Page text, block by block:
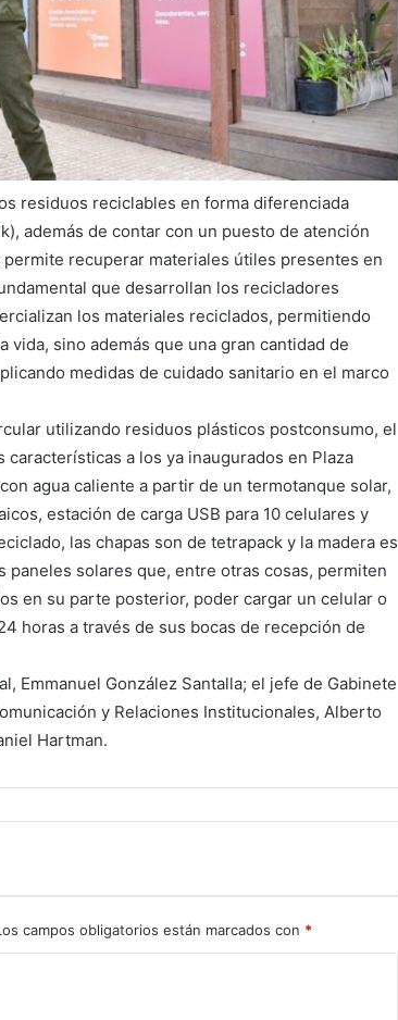
residuos reciclables en forma diferenciada
además de contar con un puesto de atención
recuperar materiales útiles presentes en
que desarrollan los recicladores
los materiales reciclados, permitiendo
sino además que una gran cantidad de
medidas de cuidado sanitario en el marco
utilizando residuos plásticos postconsumo, el
a los ya inaugurados en Plaza
agua caliente a partir de un termotanque solar,
estación de carga USB para 10 celulares y
las chapas son de tetrapack y la madera es
solares que, entre otras cosas, permiten
en su parte posterior, poder cargar un celular o
horas a través de sus bocas de recepción de
Emmanuel González Santalla; el jefe de Gabinete
y Relaciones Institucionales, Alberto
Hartman.
campos obligatorios están marcados con *